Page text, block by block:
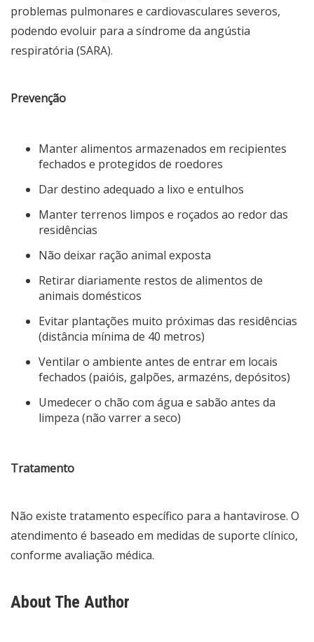
problemas pulmonares e cardiovasculares severos,
podendo evoluir para a síndrome da angústia
respiratória (SARA).
Prevenção
Manter alimentos armazenados em recipientes
fechados e protegidos de roedores
Dar destino adequado a lixo e entulhos
Manter terrenos limpos e roçados ao redor das
residências
Não deixar ração animal exposta
Retirar diariamente restos de alimentos de
animais domésticos
Evitar plantações muito próximas das residências
(distância mínima de 40 metros)
Ventilar o ambiente antes de entrar em locais
fechados (paióis, galpões, armazéns, depósitos)
Umedecer o chão com água e sabão antes da
limpeza (não varrer a seco)
Tratamento
Não existe tratamento específico para a hantavirose. O
atendimento é baseado em medidas de suporte clínico,
conforme avaliação médica.
About The Author